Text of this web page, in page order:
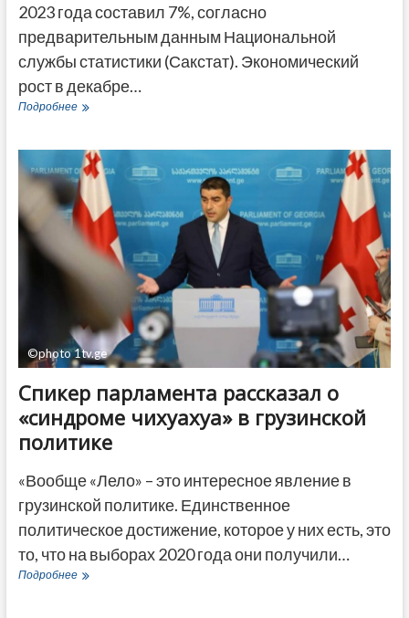
2023 года составил 7%, согласно
предварительным данным Национальной
службы статистики (Сакстат). Экономический
рост в декабре…
ПодробнееЭкономика
2023
году
выросла
на
7%
©photo 1tv.ge
Спикер парламента рассказал о
«синдроме чихуахуа» в грузинской
политике
«Вообще «Лело» – это интересное явление в
грузинской политике. Единственное
политическое достижение, которое у них есть, это
то, что на выборах 2020 года они получили…
ПодробнееСпикер